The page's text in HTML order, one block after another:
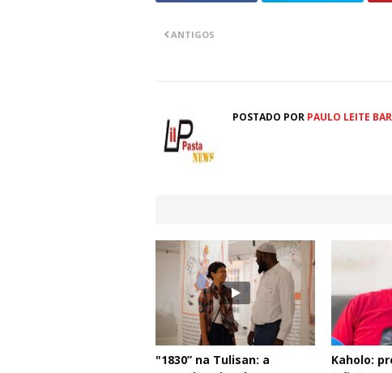
ANTIGOS
POSTADO POR PAULO LEITE
"1830” na Tulisan: a
Kaholo: